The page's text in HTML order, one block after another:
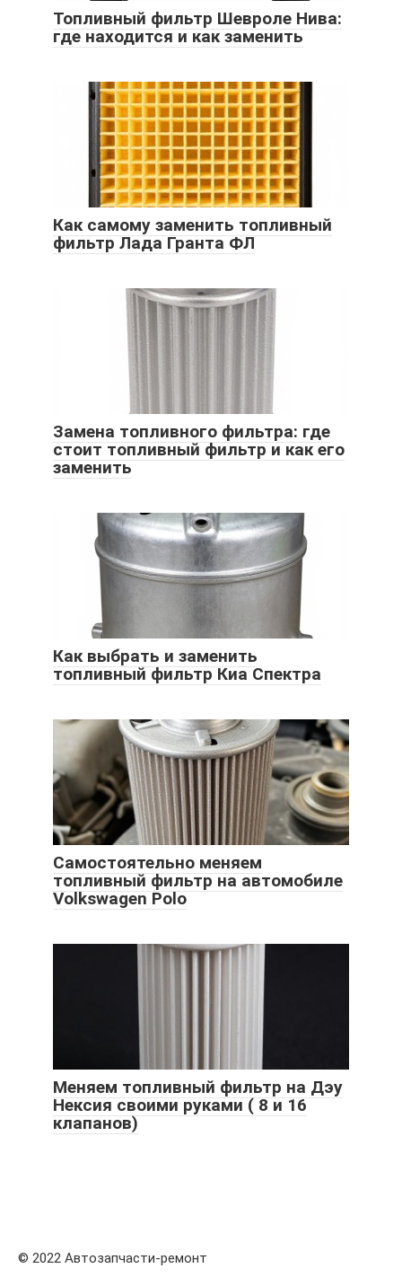
Топливный фильтр Шевроле Нива:
где находится и как заменить
Как самому заменить топливный
фильтр Лада Гранта ФЛ
Замена топливного фильтра: где
стоит топливный фильтр и как его
заменить
Как выбрать и заменить
топливный фильтр Киа Спектра
Самостоятельно меняем
топливный фильтр на автомобиле
Volkswagen Polo
Меняем топливный фильтр на Дэу
Нексия своими руками ( 8 и 16
клапанов)
© 2022 Автозапчасти-ремонт